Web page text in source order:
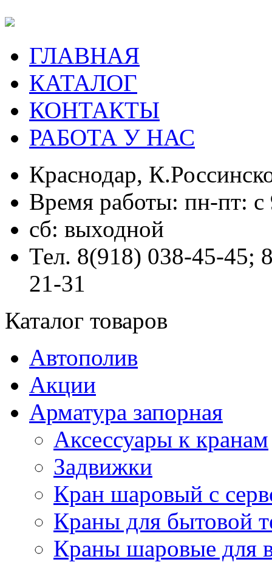
ГЛАВНАЯ
КАТАЛОГ
КОНТАКТЫ
РАБОТА У НАС
Краснодар,
Время работы: пн-пт:
сб: выходной
Тел. 8(918) 038-45-45;
21-31
Каталог товаров
Автополив
Акции
Арматура запорная
Аксессуары к кранам
Задвижки
Кран шаровый с
Краны для бытовой
Краны шаровые для